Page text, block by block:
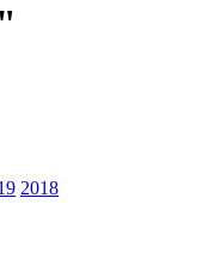
2018